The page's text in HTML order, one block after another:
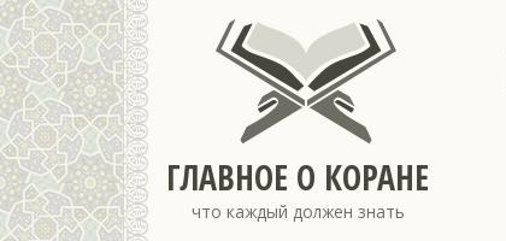
ГЛАВНОЕ О КОРАНЕ
что каждый должен знать